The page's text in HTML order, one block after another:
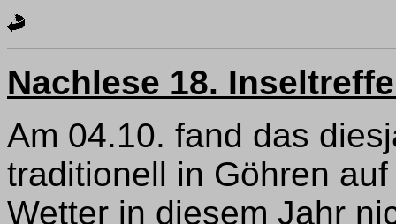
Nachlese 18.
Am 04.10. fand das
traditionell in Göhren
Wetter in diesem Jahr